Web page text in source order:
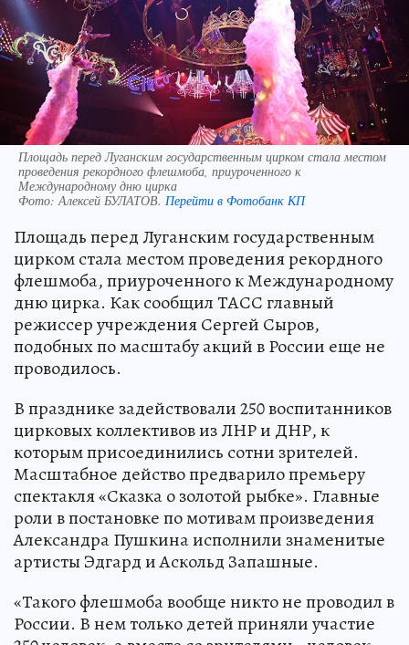
Площадь перед Луганским государственным цирком стала местом
проведения рекордного флешмоба, приуроченного к
Международному дню цирка
Фото:Алексей БУЛАТОВ. Перейти в Фотобанк КП
Площадь перед Луганским государственным
цирком стала местом проведения рекордного
флешмоба, приуроченного к Международному
дню цирка. Как сообщил ТАСС главный
режиссер учреждения Сергей Сыров,
подобных по масштабу акций в России еще не
проводилось.
В празднике задействовали 250 воспитанников
цирковых коллективов из ЛНР и ДНР, к
которым присоединились сотни зрителей.
Масштабное действо предварило премьеру
спектакля «Сказка о золотой рыбке». Главные
роли в постановке по мотивам произведения
Александра Пушкина исполнили знаменитые
артисты Эдгард и Аскольд Запашные.
«Такого флешмоба вообще никто не проводил в
России. В нем только детей приняли участие